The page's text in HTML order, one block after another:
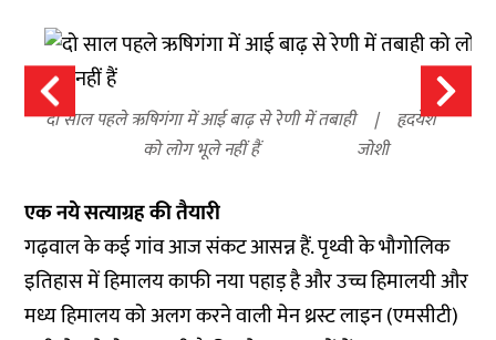
दो साल पहले ऋषिगंगा में आई बाढ़ से रेणी में तबाही
को लोग भूले नहीं हैं
हृदयेश
जोशी
एक नये सत्याग्रह की तैयारी
गढ़वाल के कई गांव आज संकट आसन्न हैं. पृथ्वी के भौगोलिक
इतिहास में हिमालय काफी नया पहाड़ है और उच्च हिमालयी और
मध्य हिमालय को अलग करने वाली मेन थ्रस्ट लाइन (एमसीटी)